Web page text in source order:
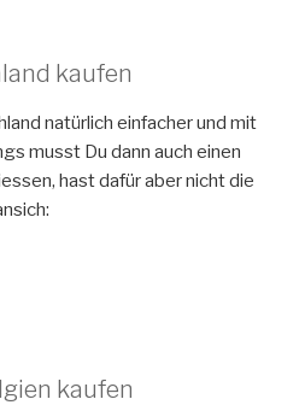
kaufen
natürlich einfacher und mit
musst Du dann auch einen
hast dafür aber nicht die
kaufen